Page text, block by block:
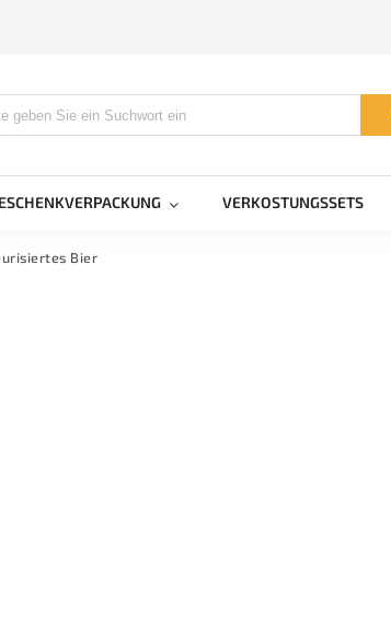
VERKOSTUNGSSETS
Bier